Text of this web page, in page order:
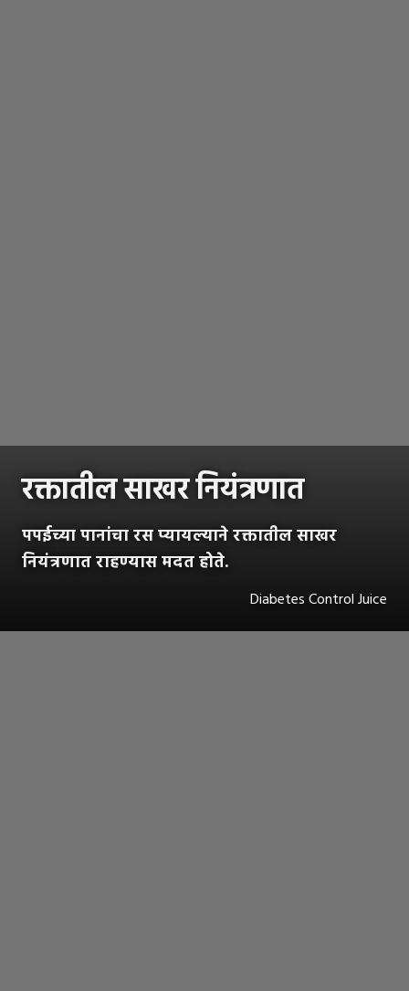
रक्तातील साखर नियंत्रणात
पपईच्या पानांचा रस प्यायल्याने रक्तातील साखर
नियंत्रणात राहण्यास मदत होते.
Diabetes Control Juice